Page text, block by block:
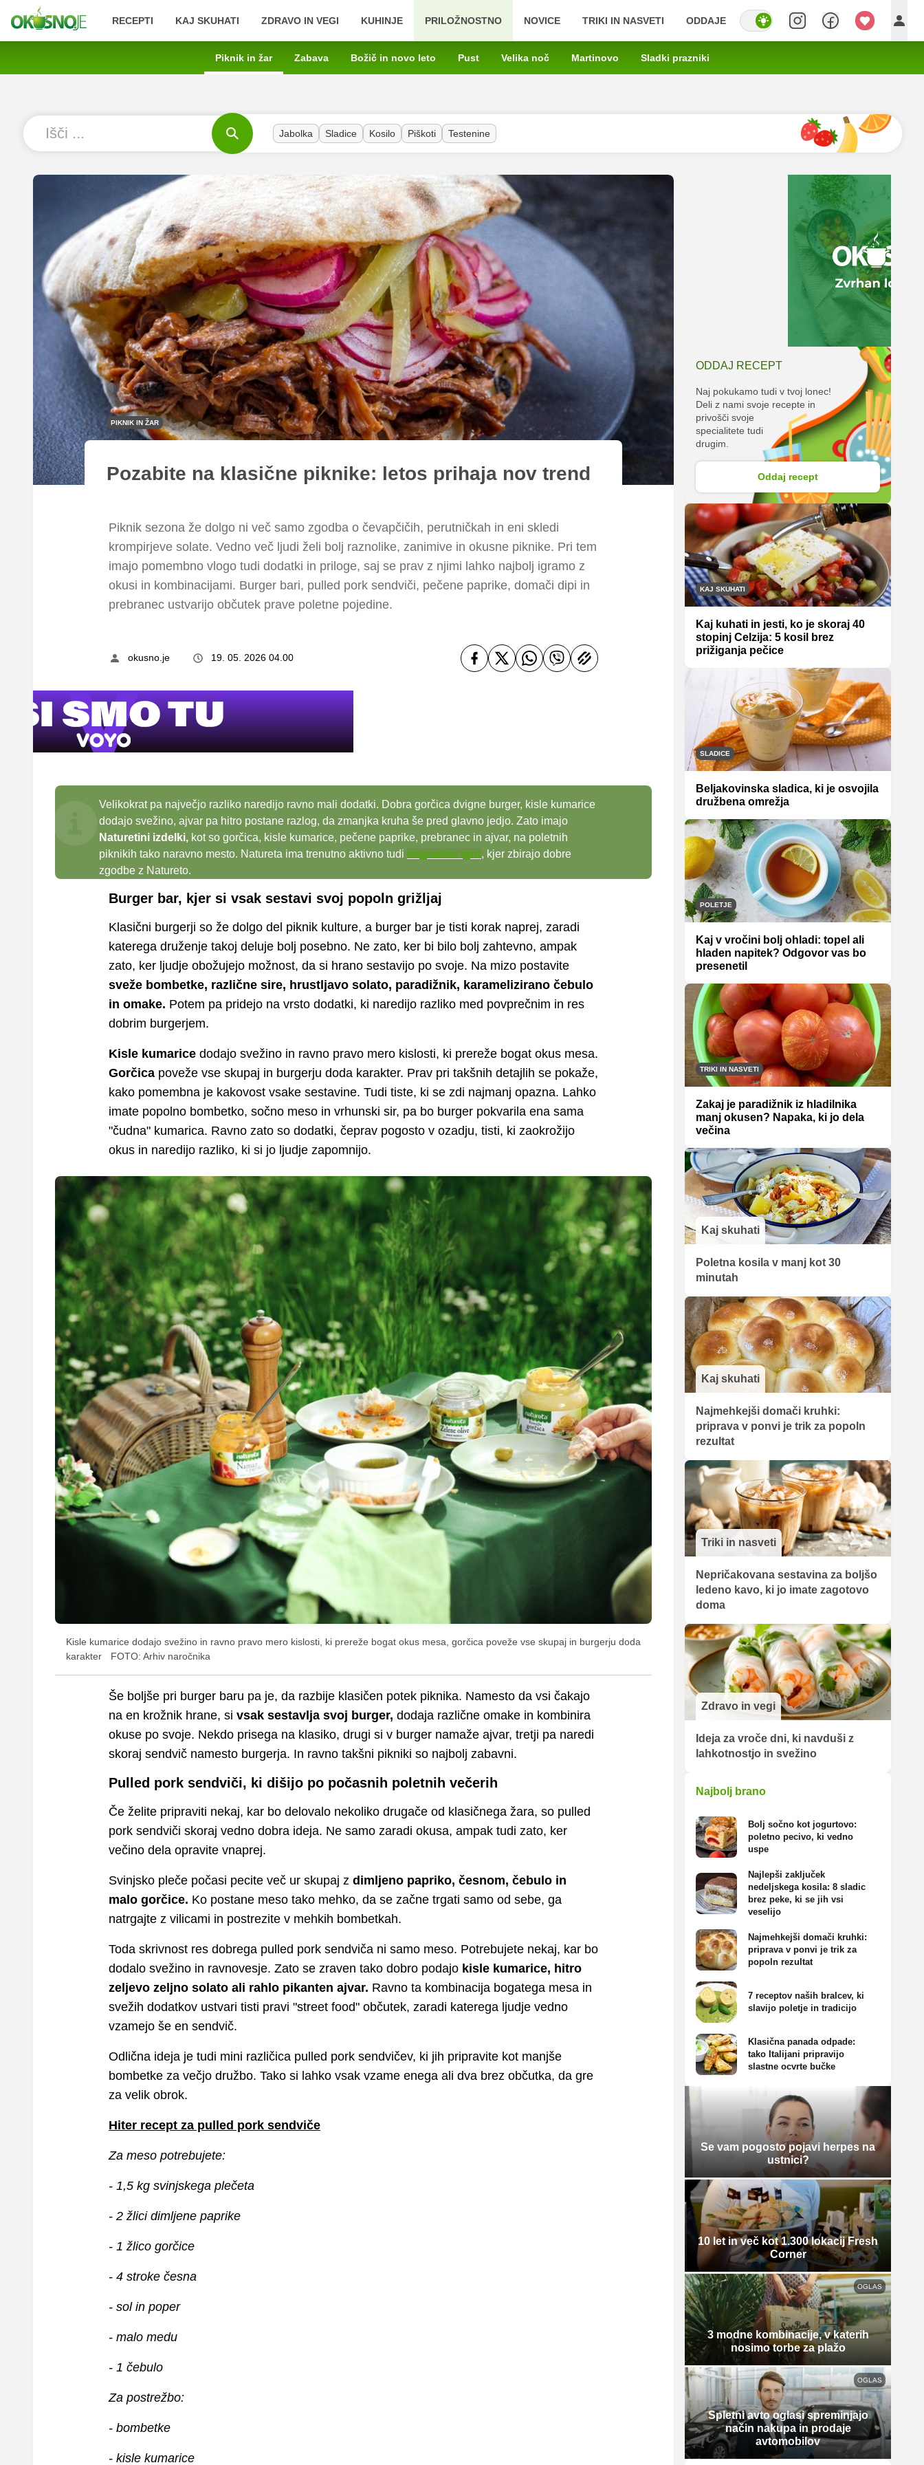
RECEPTI KAJ SKUHATI ZDRAVO IN VEGI KUHINJE PRILOŽNOSTNO NOVICE TRIKI IN NASVETI ODDAJE
Piknik in žar Zabava Božič in novo leto Pust Velika noč Martinovo Sladki prazniki
Jabolka Sladice Kosilo Piškoti Testenine
PIKNIK IN ŽAR
Pozabite na klasične piknike: letos prihaja nov trend
Piknik sezona že dolgo ni več samo zgodba o čevapčičih, perutničkah in eni skledi
krompirjeve solate. Vedno več ljudi želi bolj raznolike, zanimive in okusne piknike. Pri tem
imajo pomembno vlogo tudi dodatki in priloge, saj se prav z njimi lahko najbolj igramo z
okusi in kombinacijami. Burger bari, pulled pork sendviči, pečene paprike, domači dipi in
prebranec ustvarijo občutek prave poletne pojedine.
okusno.je 19. 05. 2026 04.00
Velikokrat pa največjo razliko naredijo ravno mali dodatki. Dobra gorčica dvigne burger, kisle kumarice
dodajo svežino, ajvar pa hitro postane razlog, da zmanjka kruha še pred glavno jedjo. Zato imajo
Naturetini izdelki, kot so gorčica, kisle kumarice, pečene paprike, prebranec in ajvar, na poletnih
piknikih tako naravno mesto. Natureta ima trenutno aktivno tudi nagradno igro, kjer zbirajo dobre
zgodbe z Natureto.
Burger bar, kjer si vsak sestavi svoj popoln grižljaj
Klasični burgerji so že dolgo del piknik kulture, a burger bar je tisti korak naprej, zaradi
katerega druženje takoj deluje bolj posebno. Ne zato, ker bi bilo bolj zahtevno, ampak
zato, ker ljudje obožujejo možnost, da si hrano sestavijo po svoje. Na mizo postavite
sveže bombetke, različne sire, hrustljavo solato, paradižnik, karamelizirano čebulo
in omake. Potem pa pridejo na vrsto dodatki, ki naredijo razliko med povprečnim in res
dobrim burgerjem.
Kisle kumarice dodajo svežino in ravno pravo mero kislosti, ki prereže bogat okus mesa.
Gorčica poveže vse skupaj in burgerju doda karakter. Prav pri takšnih detajlih se pokaže,
kako pomembna je kakovost vsake sestavine. Tudi tiste, ki se zdi najmanj opazna. Lahko
imate popolno bombetko, sočno meso in vrhunski sir, pa bo burger pokvarila ena sama
"čudna" kumarica. Ravno zato so dodatki, čeprav pogosto v ozadju, tisti, ki zaokrožijo
okus in naredijo razliko, ki si jo ljudje zapomnijo.
Kisle kumarice dodajo svežino in ravno pravo mero kislosti, ki prereže bogat okus mesa, gorčica poveže vse skupaj in burgerju doda
karakter
FOTO: Arhiv naročnika
Še boljše pri burger baru pa je, da razbije klasičen potek piknika. Namesto da vsi čakajo
na en krožnik hrane, si vsak sestavlja svoj burger, dodaja različne omake in kombinira
okuse po svoje. Nekdo prisega na klasiko, drugi si v burger namaže ajvar, tretji pa naredi
skoraj sendvič namesto burgerja. In ravno takšni pikniki so najbolj zabavni.
Pulled pork sendviči, ki dišijo po počasnih poletnih večerih
Če želite pripraviti nekaj, kar bo delovalo nekoliko drugače od klasičnega žara, so pulled
pork sendviči skoraj vedno dobra ideja. Ne samo zaradi okusa, ampak tudi zato, ker
večino dela opravite vnaprej.
Svinjsko pleče počasi pecite več ur skupaj z dimljeno papriko, česnom, čebulo in
malo gorčice. Ko postane meso tako mehko, da se začne trgati samo od sebe, ga
natrgajte z vilicami in postrezite v mehkih bombetkah.
Toda skrivnost res dobrega pulled pork sendviča ni samo meso. Potrebujete nekaj, kar bo
dodalo svežino in ravnovesje. Zato se zraven tako dobro podajo kisle kumarice, hitro
zeljevo zeljno solato ali rahlo pikanten ajvar. Ravno ta kombinacija bogatega mesa in
svežih dodatkov ustvari tisti pravi "street food" občutek, zaradi katerega ljudje vedno
vzamejo še en sendvič.
Odlična ideja je tudi mini različica pulled pork sendvičev, ki jih pripravite kot manjše
bombetke za večjo družbo. Tako si lahko vsak vzame enega ali dva brez občutka, da gre
za velik obrok.
Hiter recept za pulled pork sendviče
Za meso potrebujete:
- 1,5 kg svinjskega plečeta
- 2 žlici dimljene paprike
- 1 žlico gorčice
- 4 stroke česna
- sol in poper
- malo medu
- 1 čebulo
Za postrežbo:
- bombetke
- kisle kumarice
ODDAJ RECEPT
Naj pokukamo tudi v tvoj lonec!
Deli z nami svoje recepte in
privošči svoje
specialitete tudi
drugim.
Oddaj recept
KAJ SKUHATI
Kaj kuhati in jesti, ko je skoraj 40
stopinj Celzija: 5 kosil brez
prižiganja pečice
SLADICE
Beljakovinska sladica, ki je osvojila
družbena omrežja
POLETJE
Kaj v vročini bolj ohladi: topel ali
hladen napitek? Odgovor vas bo
presenetil
TRIKI IN NASVETI
Zakaj je paradižnik iz hladilnika
manj okusen? Napaka, ki jo dela
večina
Kaj skuhati
Poletna kosila v manj kot 30
minutah
Kaj skuhati
Najmehkejši domači kruhki:
priprava v ponvi je trik za popoln
rezultat
Triki in nasveti
Nepričakovana sestavina za boljšo
ledeno kavo, ki jo imate zagotovo
doma
Zdravo in vegi
Ideja za vroče dni, ki navduši z
lahkotnostjo in svežino
Najbolj brano
Bolj sočno kot jogurtovo:
poletno pecivo, ki vedno
uspe
Najlepši zaključek
nedeljskega kosila: 8 sladic
brez peke, ki se jih vsi
veselijo
Najmehkejši domači kruhki:
priprava v ponvi je trik za
popoln rezultat
7 receptov naših bralcev, ki
slavijo poletje in tradicijo
Klasična panada odpade:
tako Italijani pripravijo
slastne ocvrte bučke
Se vam pogosto pojavi herpes na
ustnici?
10 let in več kot 1.300 lokacij Fresh
Corner
OGLAS
3 modne kombinacije, v katerih
nosimo torbe za plažo
OGLAS
Spletni avto oglasi spreminjajo
način nakupa in prodaje
avtomobilov